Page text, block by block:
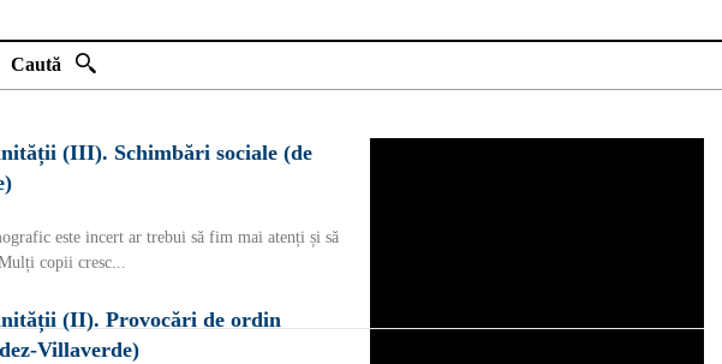
Caută
(III). Schimbări sociale (de
este incert ar trebui să fim mai atenți și să
copii cresc...
(II). Provocări de ordin
Villaverde)